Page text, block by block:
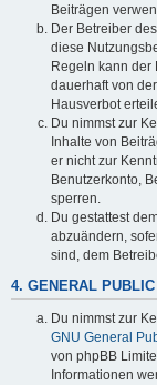
Beiträgen
Der Betreiber
diese
Regeln kann der
dauerhaft von
Hausverbot
Du nimmst zur
Inhalte von
er nicht zur
Benutzerkonto,
sperren.
Du gestattest
abzuändern,
sind, dem
4. GENERAL
Du nimmst zur
GNU General
von phpBB
Informationen